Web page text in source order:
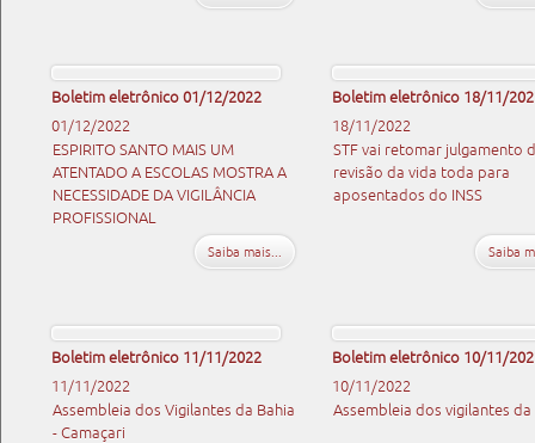
Boletim eletrônico 01/12/2022
01/12/2022
ESPIRITO SANTO MAIS UM
ATENTADO A ESCOLAS MOSTRA A
NECESSIDADE DA VIGILÂNCIA
PROFISSIONAL
Saiba mais...
Boletim eletrônico 18/11/
18/11/2022
STF vai retomar julgamento
revisão da vida toda para
aposentados do INSS
Saiba
Boletim eletrônico 11/11/2022
11/11/2022
Assembleia dos Vigilantes da Bahia
- Camaçari
Boletim eletrônico 10/11/
10/11/2022
Assembleia dos vigilantes da